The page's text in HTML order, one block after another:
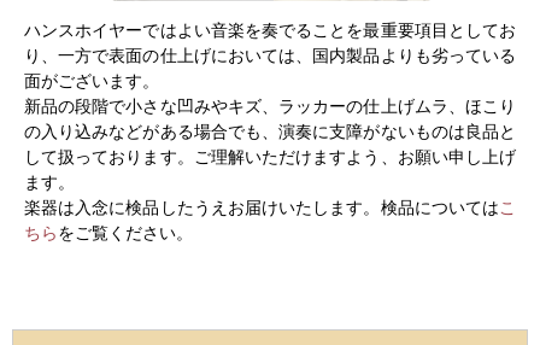
ハンスホイヤーではよい音楽を奏でることを最重要項目としてお
り、一方で表面の仕上げにおいては、国内製品よりも劣っている
面がございます。
新品の段階で小さな凹みやキズ、ラッカーの仕上げムラ、ほこり
の入り込みなどがある場合でも、演奏に支障がないものは良品と
して扱っております。ご理解いただけますよう、お願い申し上げ
ます。
楽器は入念に検品したうえお届けいたします。検品についてはこ
ちらをご覧ください。